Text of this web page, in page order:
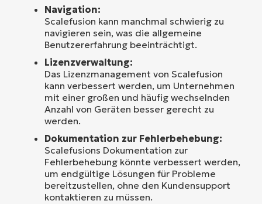
Navigation:
Scalefusion kann manchmal schwierig zu
navigieren sein, was die allgemeine
Benutzererfahrung beeinträchtigt.
Lizenzverwaltung:
Das Lizenzmanagement von Scalefusion
kann verbessert werden, um Unternehmen
mit einer großen und häufig wechselnden
Anzahl von Geräten besser gerecht zu
werden.
Dokumentation zur Fehlerbehebung:
Scalefusions Dokumentation zur
Fehlerbehebung könnte verbessert werden,
um endgültige Lösungen für Probleme
bereitzustellen, ohne den Kundensupport
kontaktieren zu müssen.